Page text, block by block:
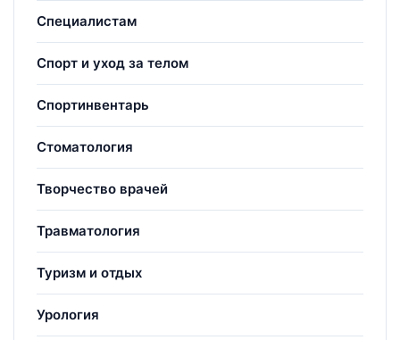
Специалистам
Спорт и уход за телом
Спортинвентарь
Стоматология
Творчество врачей
Травматология
Туризм и отдых
Урология